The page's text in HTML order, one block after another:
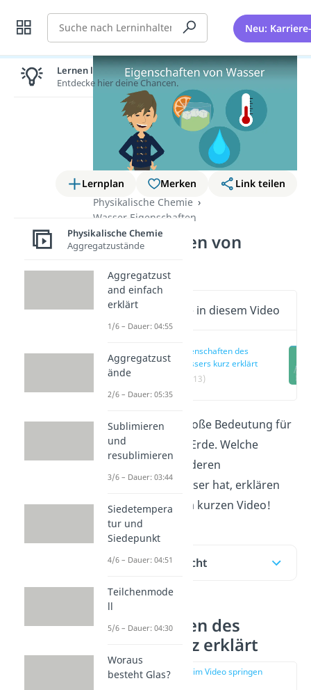
Suche Neu:
Lernplan Merken
Link teilen
Physikalische Chemie
Wasser Eigenschaften
Eigenschaften von
Wichtige Inhalte in diesem Video
Eigenschaften des
Wassers kurz erklärt
(00:13)
Wasser hat eine große Bedeutung für
das Leben auf der Erde. Welche
zahlreichen besonderen
Eigenschaften Wasser hat, erklären
wir dir hier oder im kurzen Video!
Inhaltsübersicht
Eigenschaften des
Wassers kurz erklärt
zur Stelle im Video springen
(00:13)
Lernen lohnt sich!
Entdecke hier deine Chancen.
Physikalische Chemie
Aggregatzustände
Aggregatzust
and einfach
erklärt
1/6 – Dauer: 04:55
Aggregatzust
ände
2/6 – Dauer: 05:35
Sublimieren
und
resublimieren
3/6 – Dauer: 03:44
Siedetempera
tur und
Siedepunkt
4/6 – Dauer: 04:51
Teilchenmode
ll
5/6 – Dauer: 04:30
Woraus
besteht Glas?